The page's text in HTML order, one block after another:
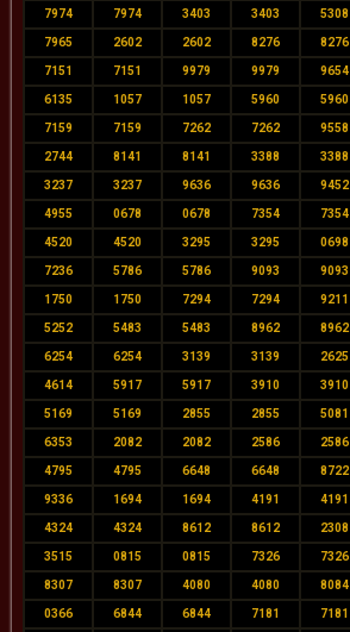
7974 7974 3403 3403 5308
7965 2602 2602 8276 8276
7151 7151 9979 9979 9654
6135 1057 1057 5960 5960
7159 7159 7262 7262 9558
2744 8141 8141 3388 3388
3237 3237 9636 9636 9452
4955 0678 0678 7354 7354
4520 4520 3295 3295 0698
7236 5786 5786 9093 9093
1750 1750 7294 7294 9211
5252 5483 5483 8962 8962
6254 6254 3139 3139 2625
4614 5917 5917 3910 3910
5169 5169 2855 2855 5081
6353 2082 2082 2586 2586
4795 4795 6648 6648 8722
9336 1694 1694 4191 4191
4324 4324 8612 8612 2308
3515 0815 0815 7326 7326
8307 8307 4080 4080 8084
0366 6844 6844 7181 7181